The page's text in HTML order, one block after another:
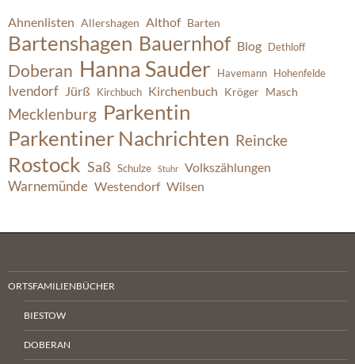
Ahnenlisten Allershagen Althof Barten
Bartenshagen Bauernhof Blog Dethloff
Doberan Hanna Sauder Havemann Hohenfelde
Ivendorf Jürß Kirchbuch Kirchenbuch Kröger Masch
Mecklenburg Parkentin
Parkentiner Nachrichten Reincke
Rostock Saß Schulze Stuhr Volkszählungen
Warnemünde Westendorf Wilsen
ORTSFAMILIENBÜCHER
BIESTOW
DOBERAN